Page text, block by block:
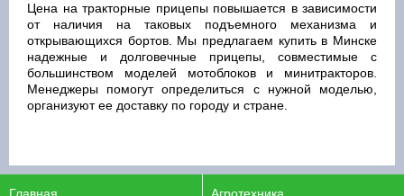
Цена на тракторные прицепы повышается в зависимости
от наличия на таковых подъемного механизма и
открывающихся бортов. Мы предлагаем купить в Минске
надежные и долговечные прицепы, совместимые с
большинством моделей мотоблоков и минитракторов.
Менеджеры помогут определиться с нужной моделью,
организуют ее доставку по городу и стране.